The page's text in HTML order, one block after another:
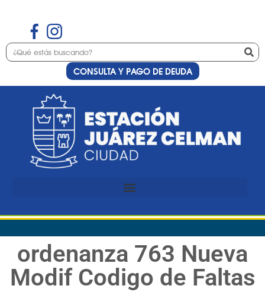
CONSULTA Y PAGO DE DEUDA
ordenanza 763 Nueva
Modif Codigo de Faltas